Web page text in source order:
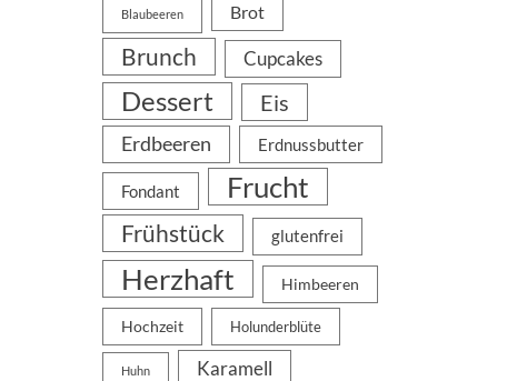
Blaubeeren Brot
Brunch Cupcakes
Dessert Eis
Erdbeeren Erdnussbutter
Fondant Frucht
Frühstück glutenfrei
Herzhaft Himbeeren
Hochzeit Holunderblüte
Huhn Karamell